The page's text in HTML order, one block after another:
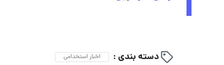
دسته بندی : اخبار استخدامی